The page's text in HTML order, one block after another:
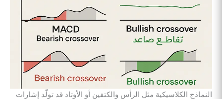
النماذج الكلاسيكية مثل الرأس والكتفين أو الأوتاد قد تولّد إشارات